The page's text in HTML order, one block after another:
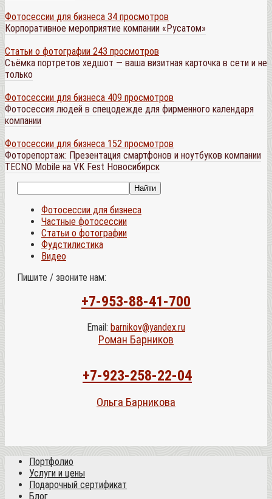
Фотосессии для бизнеса 34 просмотров
Корпоративное мероприятие компании «Русатом»
Статьи о фотографии 243 просмотров
Съёмка портретов хедшот — ваша визитная карточка в сети и не
только
Фотосессии для бизнеса 409 просмотров
Фотосессия людей в спецодежде для фирменного календаря
компании
Фотосессии для бизнеса 152 просмотров
Фоторепортаж: Презентация смартфонов и ноутбуков компании
TECNO Mobile на VK Fest Новосибирск
Фотосессии для бизнеса
Частные фотосессии
Статьи о фотографии
Фудстилистика
Видео
Пишите / звоните нам:
+7-953-88-41-700
Email: barnikov@yandex.ru
Роман Барников
+7-923-258-22-04
Ольга Барникова
Портфолио
Услуги и цены
Подарочный сертификат
Блог